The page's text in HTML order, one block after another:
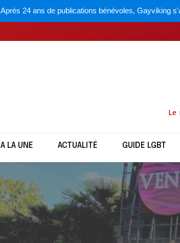
Après 24 ans de publications bénévoles, Gayviking
Le
A LA UNE ACTUALITÉ GUIDE LGBT